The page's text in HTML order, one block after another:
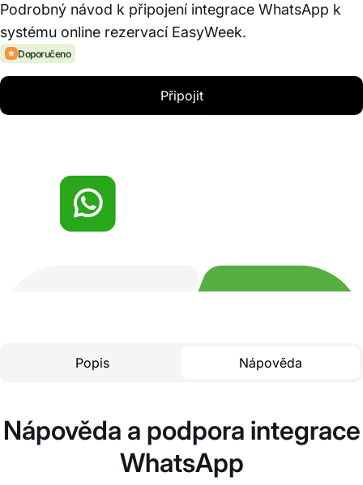
Podrobný návod k připojení integrace WhatsApp k
systému online rezervací EasyWeek.
Doporučeno
Připojit
Popis Nápověda
Nápověda a podpora integrace
WhatsApp